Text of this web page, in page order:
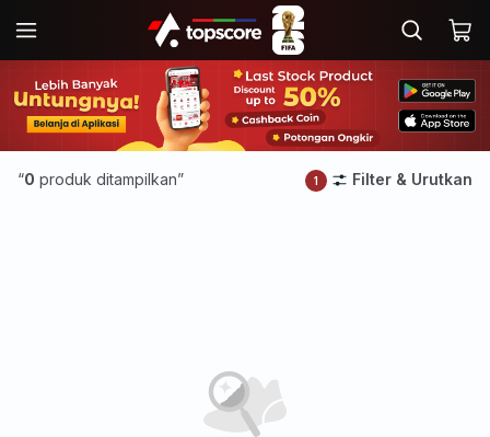
“0 produk ditampilkan” 1 Filter & Urutkan